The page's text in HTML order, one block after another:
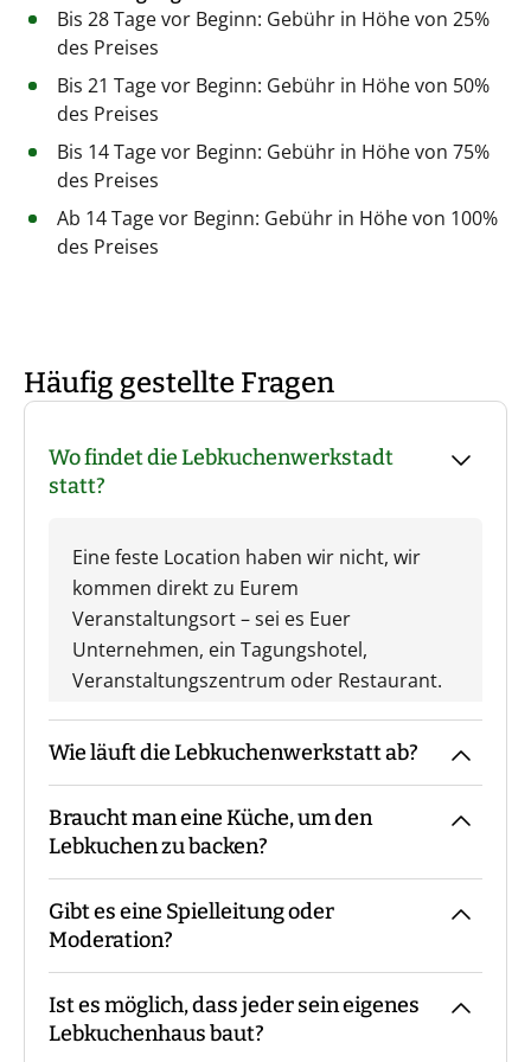
Bis 28 Tage vor Beginn: Gebühr in Höhe von 25%
des Preises
Bis 21 Tage vor Beginn: Gebühr in Höhe von 50%
des Preises
Bis 14 Tage vor Beginn: Gebühr in Höhe von 75%
des Preises
Ab 14 Tage vor Beginn: Gebühr in Höhe von 100%
des Preises
Häufig gestellte Fragen
Wo findet die Lebkuchenwerkstadt
statt?
Eine feste Location haben wir nicht, wir
kommen direkt zu Eurem
Veranstaltungsort – sei es Euer
Unternehmen, ein Tagungshotel,
Veranstaltungszentrum oder Restaurant.
Wie läuft die Lebkuchenwerkstatt ab?
Der Moderator kommt mit den Materialien
zum vereinbarten Treffpunkt, macht die
Begrüßung sowie ggf. die
Gruppeneinteilung. Danach erfolgt eine
Einweisung in Materialien und Ablauf,
bevor es losgeht. Während des Events
begleitet Euch der Moderator die ganze
Zeit bzw. steht für Fragen zur Verfügung.
Braucht man eine Küche, um den
Lebkuchen zu backen?
Nein, der Lebkuchen wird baufertig
mitgebracht.
Gibt es eine Spielleitung oder
Moderation?
Bei unserer Lebkuchenwerkstatt sind - je
nach Teilnehmerzahl - immer ein oder
Ist es möglich, dass jeder sein eigenes
Lebkuchenhaus baut?